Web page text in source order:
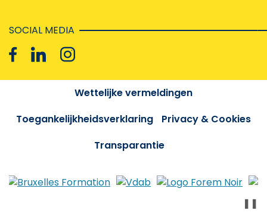
SOCIAL MEDIA
Wettelijke vermeldingen
Toegankelijkheidsverklaring
Privacy & Cookies
Transparantie
❚❚